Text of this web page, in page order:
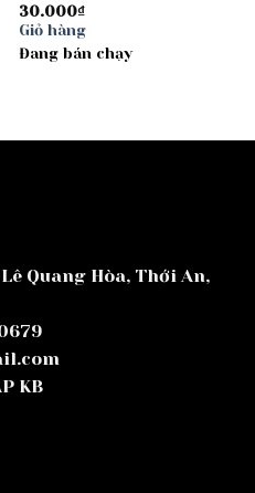
30.000₫
Giỏ hàng
Đang bán chạy
Quang Hòa, Thới An,
KB